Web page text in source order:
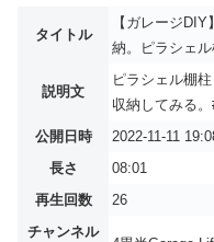
タイトル
【ガレージ
納。ピラシェル
説明文
ピラシェル棚
収納してみる
公開日時
2022-11-11
長さ
08:01
再生回数
26
チャンネル